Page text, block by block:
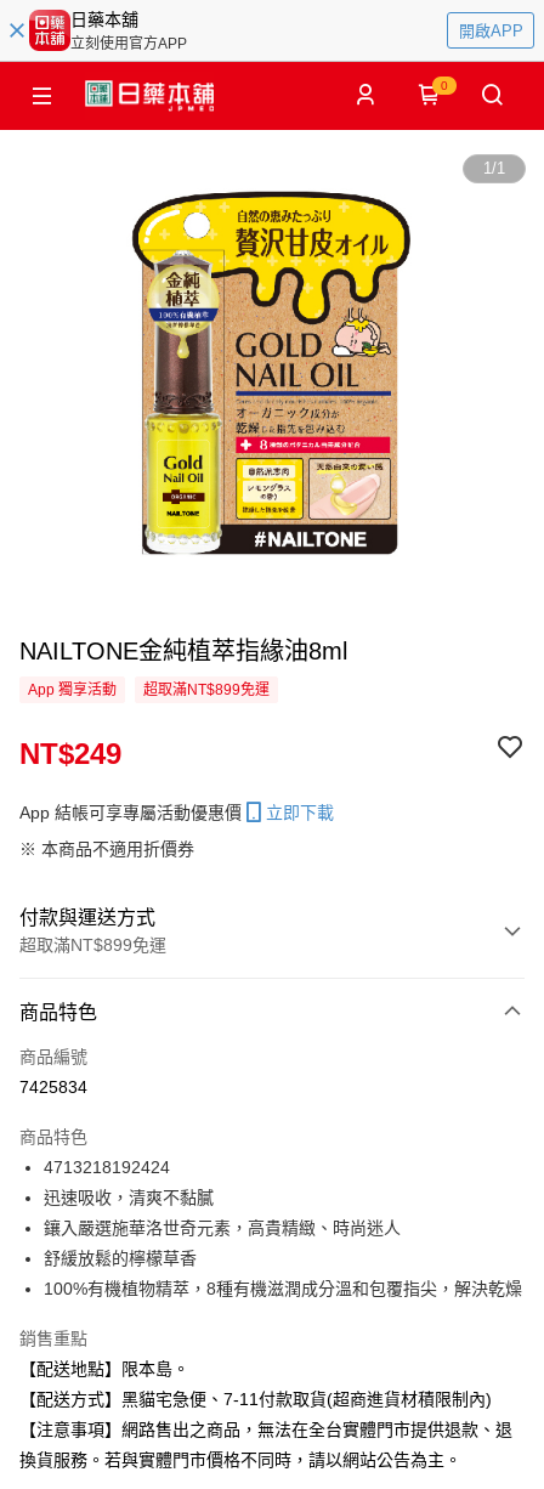
日藥本舖
立刻使用官方APP
開啟APP
0
1/1
NAILTONE金純植萃指緣油8ml
App 獨享活動 超取滿NT$899免運
NT$249
App 結帳可享專屬活動優惠價
立即下載
※ 本商品不適用折價券
付款與運送方式
超取滿NT$899免運
信用卡一次付款
超商取貨付款
Apple Pay
街口支付
悠遊付
Google Pay
全盈+PAY
【大哥付你分期使用說明】
1.本服務由台灣大哥大提供，台灣大哥大用戶可立即使用無須另外申請。
ATM付款
商品特色
商品編號
7425834
商品特色
4713218192424
迅速吸收，清爽不黏膩
鑲入嚴選施華洛世奇元素，高貴精緻、時尚迷人
舒緩放鬆的檸檬草香
100%有機植物精萃，8種有機滋潤成分溫和包覆指尖，解決乾燥
銷售重點
【配送地點】限本島。
【配送方式】黑貓宅急便、7-11付款取貨(超商進貨材積限制內)
【注意事項】網路售出之商品，無法在全台實體門市提供退款、退
換貨服務。若與實體門市價格不同時，請以網站公告為主。